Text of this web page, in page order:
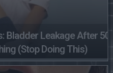
Bladder Leakage After 50
(Stop Doing This)